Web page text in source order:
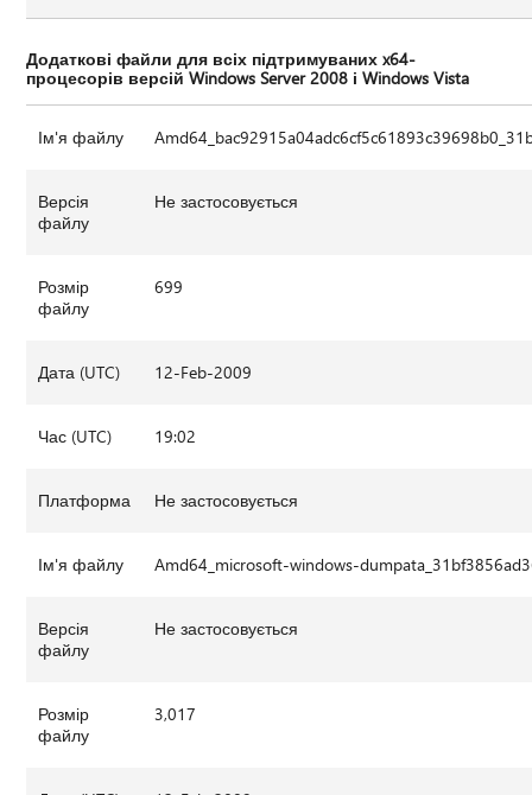
Додаткові файли для всіх підтримуваних x64-
процесорів версій Windows Server 2008 і Windows Vista
Ім'я файлу
Версія
файлу
Не застосовується
Розмір
файлу
699
Дата (UTC) 12-Feb-2009
Час (UTC) 19:02
Платформа Не застосовується
Ім'я файлу Amd64_microsoft-windows-
Версія
файлу
Не застосовується
Розмір
файлу
3,017